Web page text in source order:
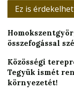
Ez is érdekelhet
összefogással
Közösségi
Tegyük ismét
környezetét!